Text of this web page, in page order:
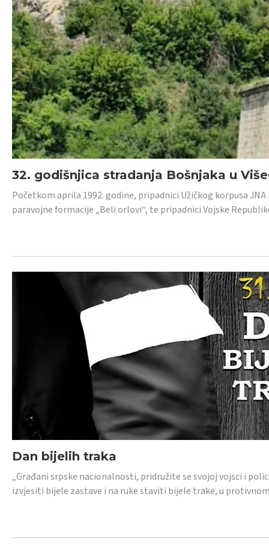
32. godišnjica stradanja Bošnjaka u
Početkom aprila 1992. godine, pripadnici Užičkog korpusa
paravojne formacije „Beli orlovi“, te pripadnici Vojske
Dan bijelih traka
„Građani srpske nacionalnosti, pridružite se svojoj vojsci i
izvjesiti bijele zastave i na ruke staviti bijele trake, u